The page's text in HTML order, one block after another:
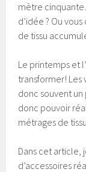
mètre
d’idée ? Ou
de tissu
Le printemps et
transformer! Les
donc souvent
donc pouvoir
métrages de
Dans cet article,
d’accessoires